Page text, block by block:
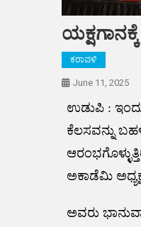
ಕರಾವಳಿ
June 11, 2025
ಉಡುಪಿ :
ಕೆಲಸವನ್ನು
ಅಕಾಡೆಮಿ
ಅವರು